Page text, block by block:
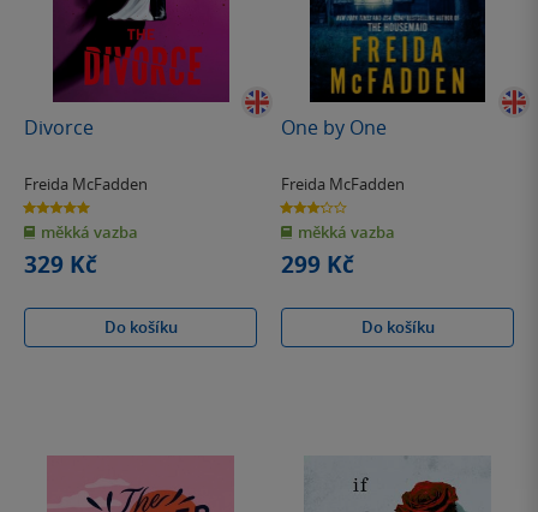
Divorce
Freida McFadden
5.0
z
5
hvězdiček
měkká vazba
329 Kč
Do košíku
One by One
Freida McFadden
3.2
z
5
hvězdiček
měkká vazba
299 Kč
Do košíku